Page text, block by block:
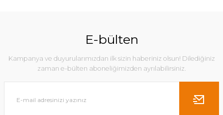
E-bülten
Kampanya ve duyurularımızdan ilk sizin haberiniz olsun! Dilediğiniz
zaman e-bülten aboneliğimizden ayrılabilirsiniz.